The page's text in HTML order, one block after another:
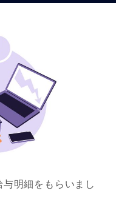
明細をもらいまし